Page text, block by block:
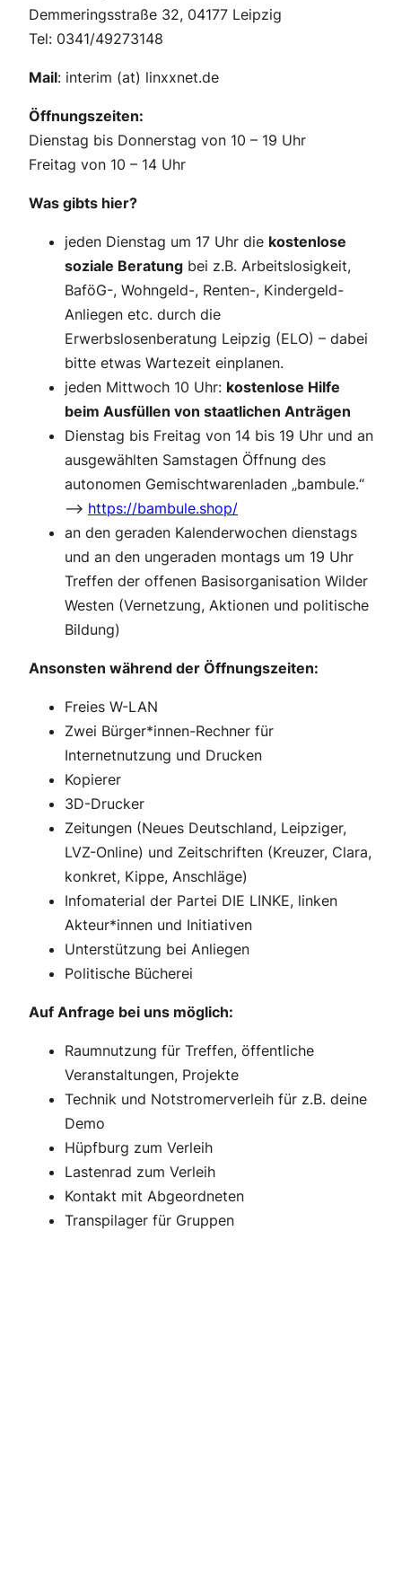
Demmeringsstraße 32, 04177 Leipzig
Tel: 0341/49273148
Mail: interim (at) linxxnet.de
Öffnungszeiten:
Dienstag bis Donnerstag von 10 – 19 Uhr
Freitag von 10 – 14 Uhr
Was gibts hier?
jeden Dienstag um 17 Uhr die kostenlose
soziale Beratung bei z.B. Arbeitslosigkeit,
BaföG-, Wohngeld-, Renten-, Kindergeld-
Anliegen etc. durch die
Erwerbslosenberatung Leipzig (ELO) – dabei
bitte etwas Wartezeit einplanen.
jeden Mittwoch 10 Uhr: kostenlose Hilfe
beim Ausfüllen von staatlichen Anträgen
Dienstag bis Freitag von 14 bis 19 Uhr und an
ausgewählten Samstagen Öffnung des
autonomen Gemischtwarenladen „bambule.“
–> https://bambule.shop/
an den geraden Kalenderwochen dienstags
und an den ungeraden montags um 19 Uhr
Treffen der offenen Basisorganisation Wilder
Westen (Vernetzung, Aktionen und politische
Bildung)
Ansonsten während der Öffnungszeiten:
Freies W-LAN
Zwei Bürger*innen-Rechner für
Internetnutzung und Drucken
Kopierer
3D-Drucker
Zeitungen (Neues Deutschland, Leipziger,
LVZ-Online) und Zeitschriften (Kreuzer, Clara,
konkret, Kippe, Anschläge)
Infomaterial der Partei DIE LINKE, linken
Akteur*innen und Initiativen
Unterstützung bei Anliegen
Politische Bücherei
Auf Anfrage bei uns möglich:
Raumnutzung für Treffen, öffentliche
Veranstaltungen, Projekte
Technik und Notstromerverleih für z.B. deine
Demo
Hüpfburg zum Verleih
Lastenrad zum Verleih
Kontakt mit Abgeordneten
Transpilager für Gruppen